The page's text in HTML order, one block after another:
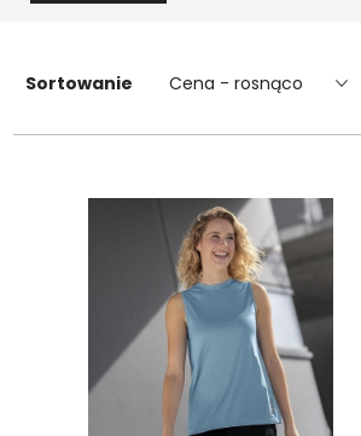
Sortowanie Cena - rosnąco